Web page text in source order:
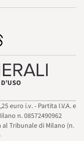
euro i.v. - Partita I.V.A. e
n. 08572490962
Tribunale di Milano (n.